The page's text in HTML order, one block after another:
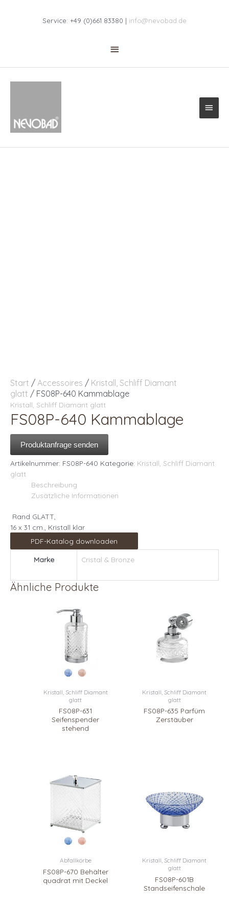
Service: +49 (0)661 83380 | info@nevobad.de
Header
Start / Accessoires / Kristall, Schliff Diamant
glatt / FS08P-640 Kammablage
Kristall, Schliff Diamant glatt
FS08P-640 Kammablage
Produktanfrage senden
Artikelnummer: FS08P-640 Kategorie: Kristall, Schliff Diamant
glatt
Beschreibung
Zusätzliche Informationen
Rand GLATT,
16 x 31 cm., Kristall klar
PDF-Katalog downloaden
Marke Cristal & Bronze
Ähnliche Produkte
Kristall, Schliff Diamant
glatt
FS08P-631
Seifenspender
stehend
Kristall, Schliff Diamant
glatt
FS08P-635 Parfüm
Zerstäuber
Abfallkörbe
FS08P-670 Behälter
quadrat mit Deckel
Kristall, Schliff Diamant
glatt
FS08P-601B
Standseifenschale